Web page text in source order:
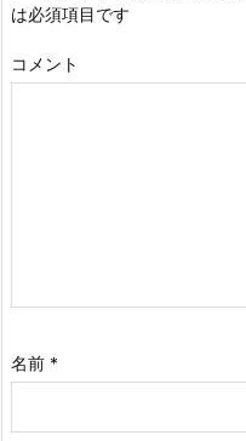
は必須項目です
コメント
名前 *